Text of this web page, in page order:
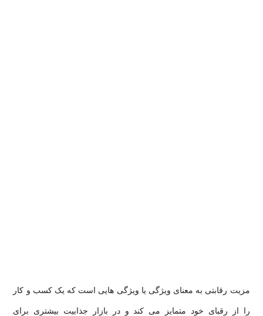
مزیت رقابتی به معنای ویژگی یا ویژگی هایی است که یک کسب و کار
را از رقبای خود متمایز می کند و در بازار جذابیت بیشتری برای